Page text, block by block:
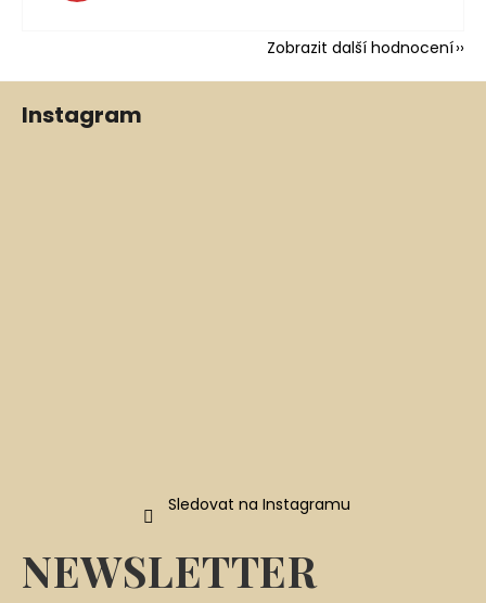
Zobrazit další hodnocení
Instagram
Sledovat na Instagramu
NEWSLETTER